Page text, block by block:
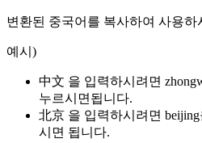
변환된 중국어를 복사하여 사용하
예시)
中文 을 입력하시려면
누르시면됩니다.
北京 을 입력하시려면 beijing
시면 됩니다.